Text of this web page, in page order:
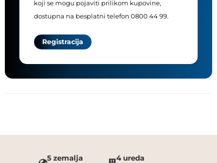
koji se mogu pojaviti prilikom kupovine,
dostupna na besplatni telefon 0800 44 99.
Registracija
5 zemalja 4 ureda